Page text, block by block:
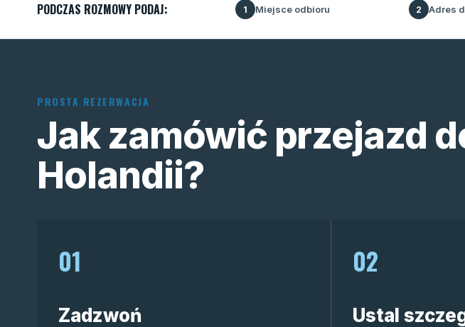
PODCZAS ROZMOWY PODAJ: 1 Miejsce odbioru 2 Adres
PROSTA REZERWACJA
Jak zamówić przejazd
Holandii?
01
Zadzwoń
02
Ustal